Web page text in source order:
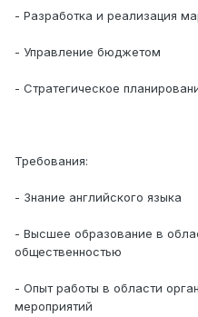
- Разработка и реализация
- Управление бюджетом
- Стратегическое
Требования:
- Знание английского языка
- Высшее образование в
общественностью
- Опыт работы в области
мероприятий